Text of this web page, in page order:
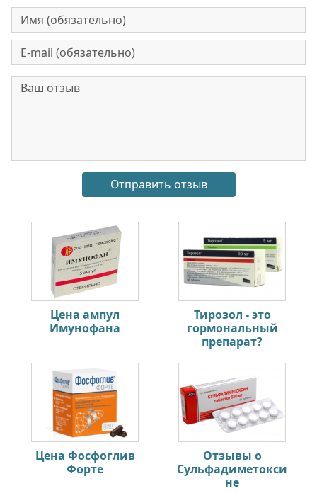
Цена ампул
Имунофана
Тирозол - это
гормональный
препарат?
Цена Фосфоглив
Форте
Отзывы о
Сульфадиметокси
не